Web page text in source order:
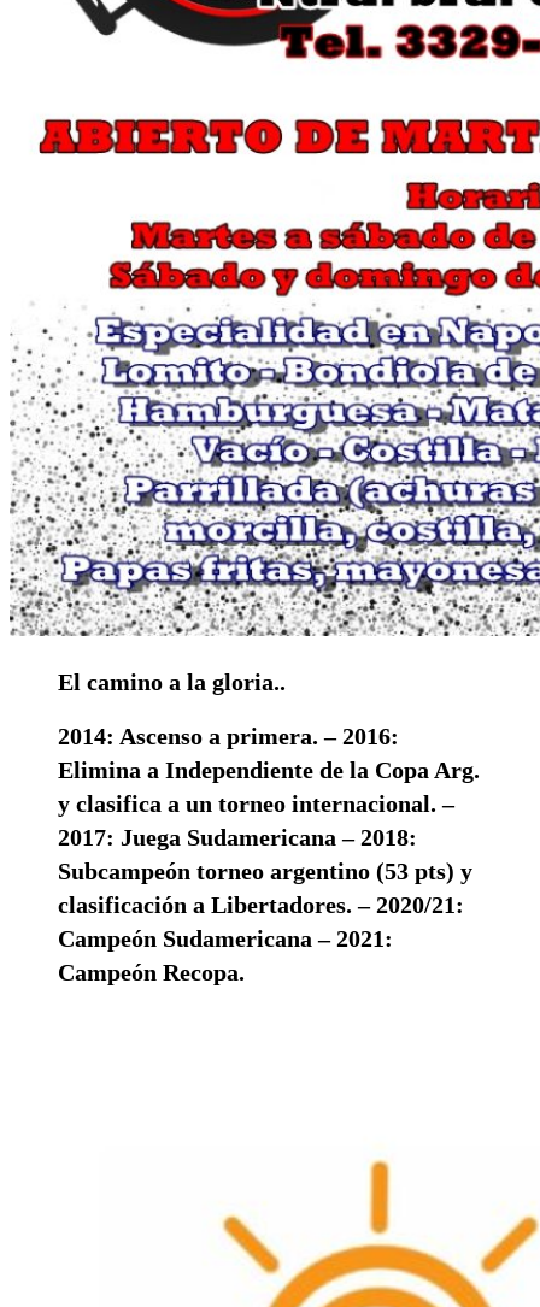
El camino a la gloria..
2014: Ascenso a primera. – 2016:
Elimina a Independiente de la Copa Arg.
y clasifica a un torneo internacional. –
2017: Juega Sudamericana – 2018:
Subcampeón torneo argentino (53 pts) y
clasificación a Libertadores. – 2020/21:
Campeón Sudamericana – 2021:
Campeón Recopa.